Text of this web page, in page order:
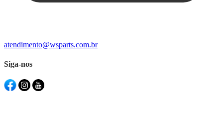
atendimento@wsparts.com.br
Siga-nos